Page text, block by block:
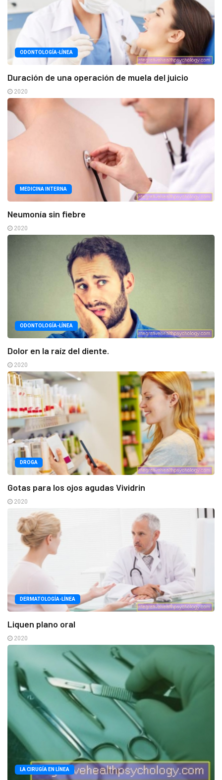
ODONTOLOGÍA-LÍNEA
Duración de una operación de muela del juicio
2020
MEDICINA INTERNA
Neumonía sin fiebre
2020
ODONTOLOGÍA-LÍNEA
Dolor en la raíz del diente.
2020
DROGA
Gotas para los ojos agudas Vividrin
2020
DERMATOLOGÍA-LÍNEA
Liquen plano oral
2020
LA CIRUGÍA EN LÍNEA